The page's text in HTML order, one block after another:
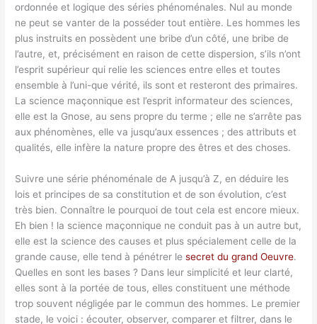
ordonnée et logique des séries phénoménales. Nul au monde
ne peut se vanter de la posséder tout entière. Les hommes les
plus instruits en possèdent une bribe d’un côté, une bribe de
l’autre, et, précisément en raison de cette dispersion, s’ils n’ont
l’esprit supérieur qui relie les sciences entre elles et toutes
ensemble à l’uni-que vérité, ils sont et resteront des primaires.
La science maçonnique est l’esprit informateur des sciences,
elle est la Gnose, au sens propre du terme ; elle ne s’arrête pas
aux phénomènes, elle va jusqu’aux essences ; des attributs et
qualités, elle infère la nature propre des êtres et des choses.
Suivre une série phénoménale de A jusqu’à Z, en déduire les
lois et principes de sa constitution et de son évolution, c’est
très bien. Connaître le pourquoi de tout cela est encore mieux.
Eh bien ! la science maçonnique ne conduit pas à un autre but,
elle est la science des causes et plus spécialement celle de la
grande cause, elle tend à pénétrer lesecret du grand Oeuvre.
Quelles en sont les bases ? Dans leur simplicité et leur clarté,
elles sont à la portée de tous, elles constituent une méthode
trop souvent négligée par le commun des hommes. Le premier
stade, le voici : écouter, observer, comparer et filtrer, dans le